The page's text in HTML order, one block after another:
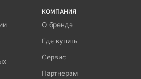
КОМПАНИЯ
О бренде
Где купить
Сервис
Партнерам